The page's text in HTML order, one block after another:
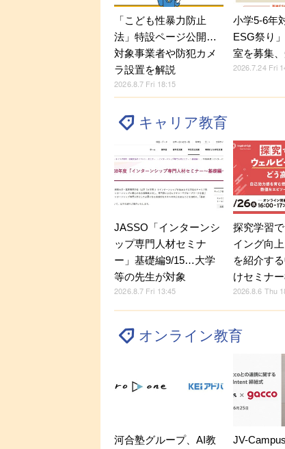
「こども性暴力防止
法」特設ページ公開…
対象事業者や防犯カメ
ラ設置を解説
2026.8.7 Fri 18:15
小学5-6年
ESG祭り
室を募集
2026.7.24 Fri
キャリア教育
JASSO「インターンシ
ップ専門人材セミナ
ー」基礎編9/15…大学
等の先生が対象
2026.8.7 Fri 13:45
探究学習
イング向
を紹介す
けセミナ
2026.8.6 Thu
オンライン教育
河合塾グループ、AI教
JV-